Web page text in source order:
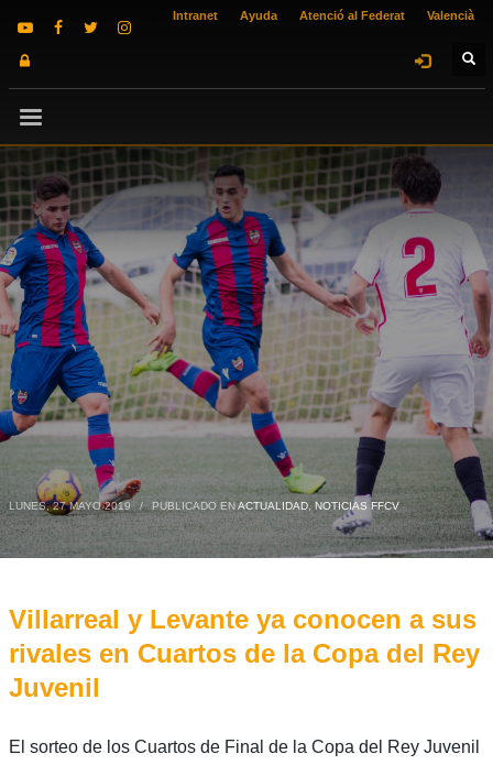
Intranet Ayuda Atenció al Federat Valencià
LUNES, 27 MAYO 2019 / PUBLICADO ENACTUALIDAD,NOTICIAS FFCV
Villarreal y Levante ya conocen a sus
rivales en Cuartos de la Copa del Rey
Juvenil
El sorteo de los Cuartos de Final de la Copa del Rey Juvenil